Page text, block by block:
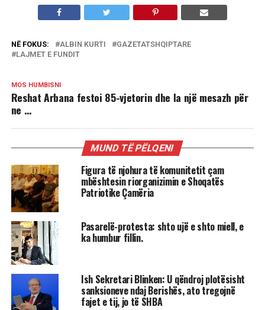
NË FOKUS: ALBIN KURTI
GAZETATSHQIPTARE
LAJMET E FUNDIT
MOS HUMBISNI
Reshat Arbana festoi 85-vjetorin dhe la një mesazh për
ne …
MUND TË PËLQENI
Figura të njohura të komunitetit çam
mbështesin riorganizimin e Shoqatës
Patriotike Çamëria
Pasarelë-protesta: shto ujë e shto miell, e
ka humbur fillin.
Ish Sekretari Blinken: U qëndroj plotësisht
sanksioneve ndaj Berishës, ato tregojnë
fajet e tij, jo të SHBA